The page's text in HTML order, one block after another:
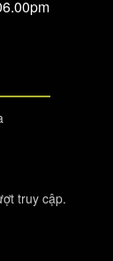
truy cập.